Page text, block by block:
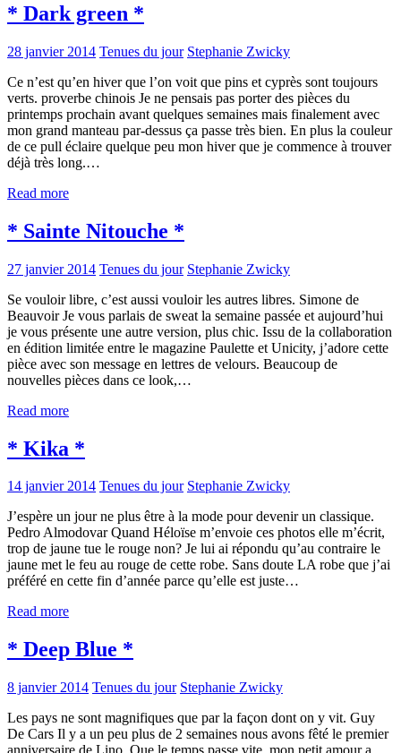
* Dark green *
28 janvier 2014 Tenues du jour Stephanie Zwicky
Ce n’est qu’en hiver que l’on voit que pins et cyprès sont toujours
verts. proverbe chinois Je ne pensais pas porter des pièces du
printemps prochain avant quelques semaines mais finalement avec
mon grand manteau par-dessus ça passe très bien. En plus la couleur
de ce pull éclaire quelque peu mon hiver que je commence à trouver
déjà très long.…
Read more
* Sainte Nitouche *
27 janvier 2014 Tenues du jour Stephanie Zwicky
Se vouloir libre, c’est aussi vouloir les autres libres. Simone de
Beauvoir Je vous parlais de sweat la semaine passée et aujourd’hui
je vous présente une autre version, plus chic. Issu de la collaboration
en édition limitée entre le magazine Paulette et Unicity, j’adore cette
pièce avec son message en lettres de velours. Beaucoup de
nouvelles pièces dans ce look,…
Read more
* Kika *
14 janvier 2014 Tenues du jour Stephanie Zwicky
J’espère un jour ne plus être à la mode pour devenir un classique.
Pedro Almodovar Quand Héloïse m’envoie ces photos elle m’écrit,
trop de jaune tue le rouge non? Je lui ai répondu qu’au contraire le
jaune met le feu au rouge de cette robe. Sans doute LA robe que j’ai
préféré en cette fin d’année parce qu’elle est juste…
Read more
* Deep Blue *
8 janvier 2014 Tenues du jour Stephanie Zwicky
Les pays ne sont magnifiques que par la façon dont on y vit. Guy
De Cars Il y a un peu plus de 2 semaines nous avons fêté le premier